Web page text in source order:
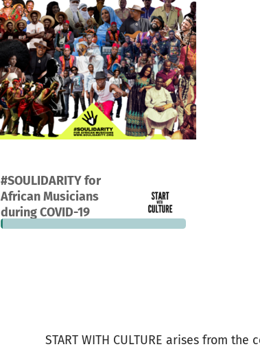
#SOULIDARITY for
African Musicians
during COVID-19
A project in München, Germany
1
donation
1%
funded
€609,889
still needed
START WITH CULTURE arises from